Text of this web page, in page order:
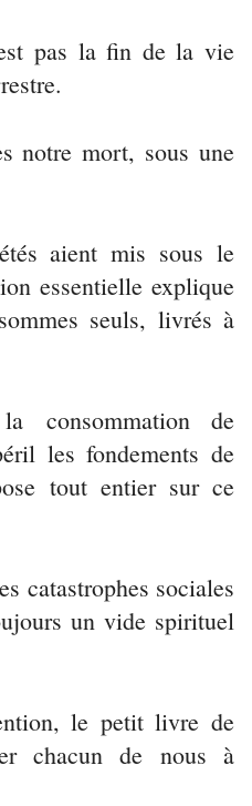
pas la fin de la vie
notre mort, sous une
aient mis sous le
essentielle explique
seuls, livrés à
consommation de
les fondements de
tout entier sur ce
catastrophes sociales
un vide spirituel
le petit livre de
chacun de nous à